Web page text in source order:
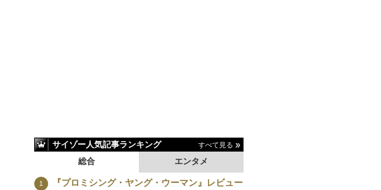
サイゾー人気記事ランキング すべて見る
エンタメ
総合
『プロミシング・ヤング・ウーマン』レビュー